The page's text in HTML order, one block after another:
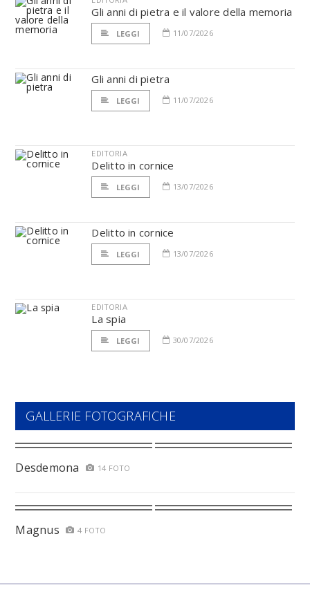
Gli anni di pietra e il valore della memoria
LEGGI 11/07/2026
Gli anni di pietra
LEGGI 11/07/2026
EDITORIA
Delitto in cornice
LEGGI 13/07/2026
Delitto in cornice
LEGGI 13/07/2026
EDITORIA
La spia
LEGGI 30/07/2026
GALLERIE FOTOGRAFICHE
Desdemona 14 FOTO
Magnus 4 FOTO